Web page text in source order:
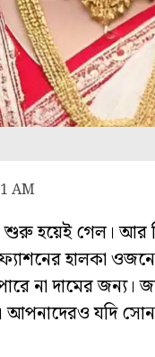
AM
হয়েই গেল। আর
হালকা
না দামের জন্য।
যদি